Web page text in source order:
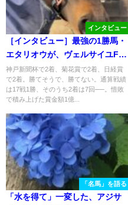
インタビュー
［インタビュー］最強の1勝馬・
エタリオウが、ヴェルサイユFに
来た理由。
神戸新聞杯で2着、菊花賞で2着、日経賞
で2着。勝てそうで、勝てない。通算戦績
は17戦1勝、そのうち2着は7回──。惜敗
で積み上げた賞金額1億...
「名馬」を語る
「水を得て」一変した、アジサ